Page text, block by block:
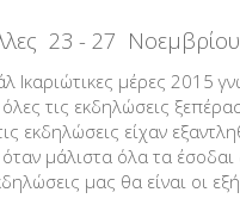
23 - 27 Νοεμβρίου
Ικαριώτικες μέρες 2015
τις εκδηλώσεις
εκδηλώσεις είχαν
μάλιστα όλα τα έσοδαι
μας θα είναι οι